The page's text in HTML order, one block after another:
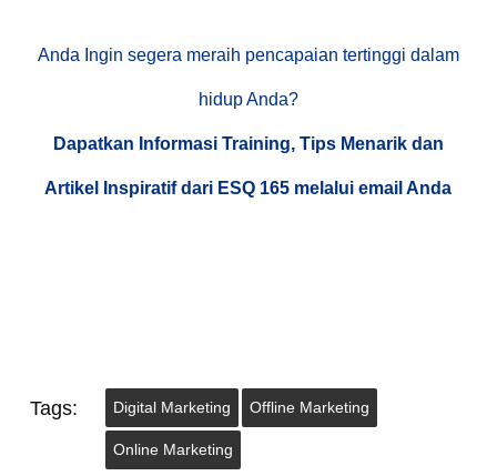
Anda Ingin segera meraih pencapaian tertinggi dalam
hidup Anda?
Dapatkan Informasi Training, Tips Menarik dan
Artikel Inspiratif dari ESQ 165 melalui email Anda
Tags: Digital Marketing Offline Marketing
Online Marketing